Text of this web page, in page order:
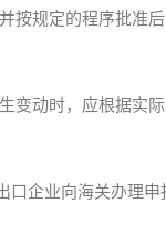
按规定的程序批准
变动时，应根据实
企业向海关办理